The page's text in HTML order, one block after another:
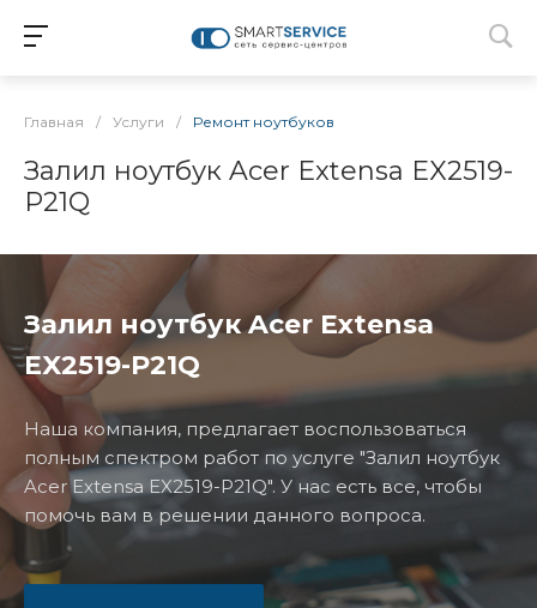
Главная / Услуги / Ремонт ноутбуков
Залил ноутбук Acer Extensa EX2519-
P21Q
Залил ноутбук Acer Extensa
EX2519-P21Q
Наша компания, предлагает воспользоваться
полным спектром работ по услуге "Залил ноутбук
Acer Extensa EX2519-P21Q". У нас есть все, чтобы
помочь вам в решении данного вопроса.